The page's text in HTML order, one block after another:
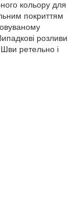
кольору для
покриттям
розливи
ретельно і